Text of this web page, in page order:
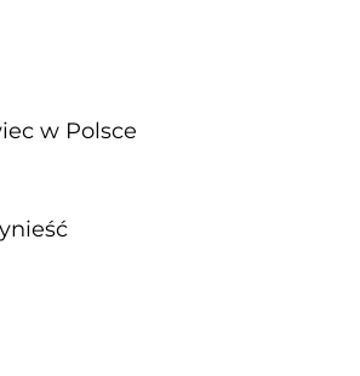
w Polsce